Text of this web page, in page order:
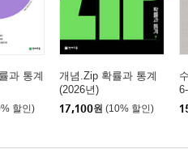
과 통계
할인)
개념.Zip 확률과 통계
(2026년)
17,100원 (10% 할인)